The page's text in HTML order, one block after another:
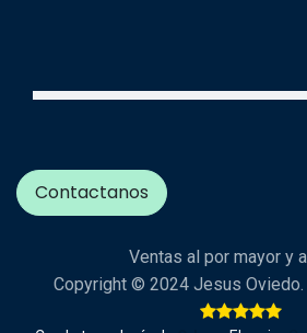
Contactanos
Ventas al por mayor y
Copyright © 2024 Jesus